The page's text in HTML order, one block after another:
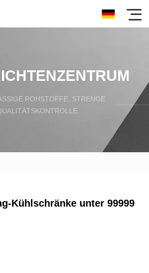
ROHSTOFFE, STRENGE
Kühlschränke unter 99999